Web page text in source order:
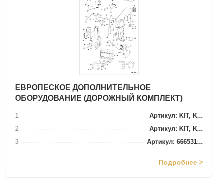
ЕВРОПЕСКОЕ ДОПОЛНИТЕЛЬНОЕ
ОБОРУДОВАНИЕ (ДОРОЖНЫЙ КОМПЛЕКТ)
1
Артикул: KIT, K...
2
Артикул: KIT, K...
3
Артикул: 666531...
Подробнее >